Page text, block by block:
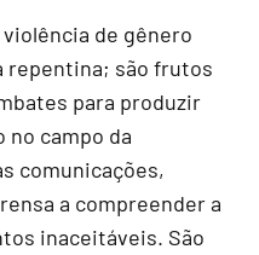
de gênero
repentina; são frutos
para produzir
campo da
comunicações,
a compreender a
inaceitáveis. São